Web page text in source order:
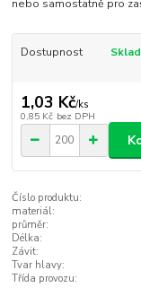
nebo samostatně pro
Dostupnost
1,03 Kč/ks
0,85 Kč bez DPH
Číslo produktu:
materiál:
průměr:
Délka:
Závit:
Tvar hlavy:
Třída provozu: